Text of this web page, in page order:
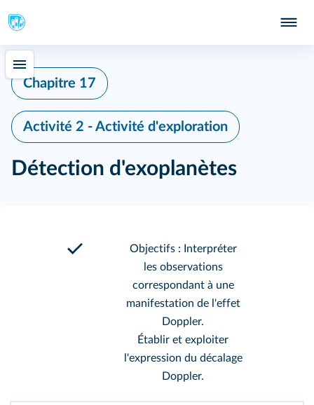
Chapitre 17
Activité 2 - Activité d'exploration
Détection d'exoplanètes
Objectifs : Interpréter
les observations
correspondant à une
manifestation de l'effet
Doppler.
Établir et exploiter
l'expression du décalage
Doppler.